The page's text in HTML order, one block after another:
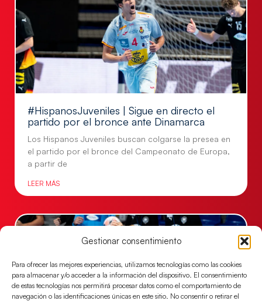
Gestionar consentimiento
Para ofrecer las mejores experiencias, utilizamos tecnologías como las cookies
para almacenar y/o acceder a la información del dispositivo. El consentimiento
de estas tecnologías nos permitirá procesar datos como el comportamiento de
navegación o las identificaciones únicas en este sitio. No consentir o retirar el
#HispanosJuveniles | Sigue en directo el
partido por el bronce ante Dinamarca
Los Hispanos Juveniles buscan colgarse la presea en
el partido por el bronce del Campeonato de Europa,
a partir de
LEER MÁS